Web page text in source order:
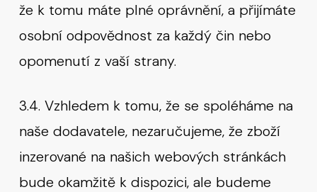
že k tomu máte plné oprávnění, a přijímáte
osobní odpovědnost za každý čin nebo
opomenutí z vaší strany.
3.4. Vzhledem k tomu, že se spoléháme na
naše dodavatele, nezaručujeme, že zboží
inzerované na našich webových stránkách
bude okamžitě k dispozici, ale budeme